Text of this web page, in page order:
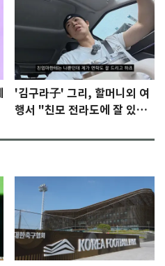
'김구라子' 그리, 할머니외 여
행서 "친모 전라도에 잘 있